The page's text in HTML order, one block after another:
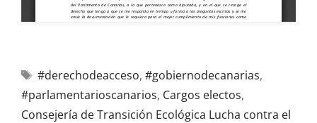
#derechodeacceso, #gobiernodecanarias,
#parlamentarioscanarios, Cargos electos,
Consejería de Transición Ecológica Lucha contra el